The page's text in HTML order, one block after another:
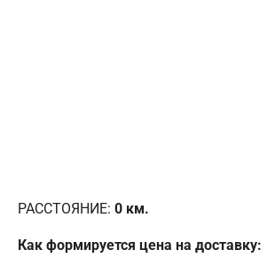
РАССТОЯНИЕ: 0 км.
Как формируется цена на доставку: